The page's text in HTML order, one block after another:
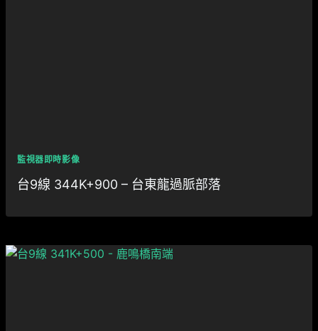
監視器即時影像
台9線 344K+900 – 台東龍過脈部落